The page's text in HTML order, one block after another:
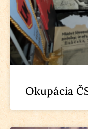
Okupácia